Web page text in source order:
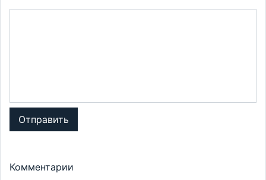
Отправить
Комментарии